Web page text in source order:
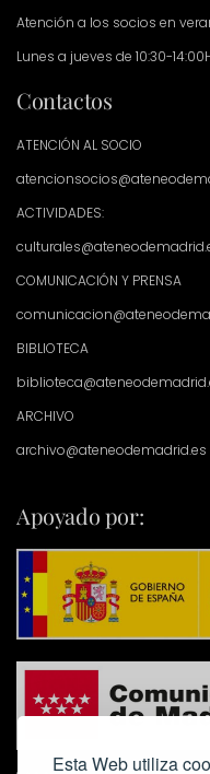
Esta Web utiliza
Atención a los socios en
Lunes a jueves de 10:30-
Contactos
ATENCIÓN AL SOCIO
ACTIVIDADES:
COMUNICACIÓN Y PRENSA
BIBLIOTECA
ARCHIVO
archivo@ateneodemadrid.es
Apoyado por: